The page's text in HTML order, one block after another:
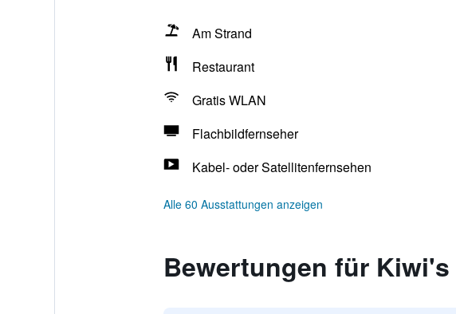
Am Strand
Restaurant
Gratis WLAN
Flachbildfernseher
Kabel- oder Satellitenfernsehen
Alle 60 Ausstattungen anzeigen
Bewertungen für